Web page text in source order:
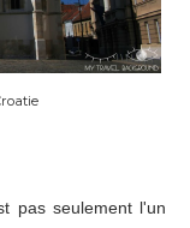
pas seulement l'un